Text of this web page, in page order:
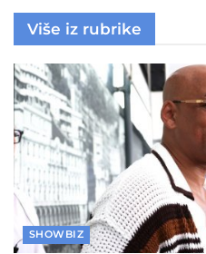
Više iz rubrike
SHOWBIZ